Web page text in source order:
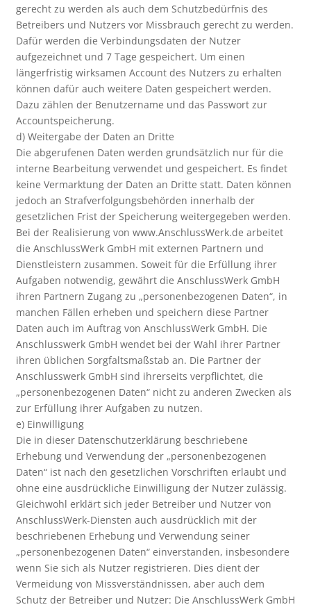
gerecht zu werden als auch dem Schutzbedürfnis des
Betreibers und Nutzers vor Missbrauch gerecht zu werden.
Dafür werden die Verbindungsdaten der Nutzer
aufgezeichnet und 7 Tage gespeichert. Um einen
längerfristig wirksamen Account des Nutzers zu erhalten
können dafür auch weitere Daten gespeichert werden.
Dazu zählen der Benutzername und das Passwort zur
Accountspeicherung.
d) Weitergabe der Daten an Dritte
Die abgerufenen Daten werden grundsätzlich nur für die
interne Bearbeitung verwendet und gespeichert. Es findet
keine Vermarktung der Daten an Dritte statt. Daten können
jedoch an Strafverfolgungsbehörden innerhalb der
gesetzlichen Frist der Speicherung weitergegeben werden.
Bei der Realisierung von www.AnschlussWerk.de arbeitet
die AnschlussWerk GmbH mit externen Partnern und
Dienstleistern zusammen. Soweit für die Erfüllung ihrer
Aufgaben notwendig, gewährt die AnschlussWerk GmbH
ihren Partnern Zugang zu „personenbezogenen Daten“, in
manchen Fällen erheben und speichern diese Partner
Daten auch im Auftrag von AnschlussWerk GmbH. Die
Anschlusswerk GmbH wendet bei der Wahl ihrer Partner
ihren üblichen Sorgfaltsmaßstab an. Die Partner der
Anschlusswerk GmbH sind ihrerseits verpflichtet, die
„personenbezogenen Daten“ nicht zu anderen Zwecken als
zur Erfüllung ihrer Aufgaben zu nutzen.
e) Einwilligung
Die in dieser Datenschutzerklärung beschriebene
Erhebung und Verwendung der „personenbezogenen
Daten“ ist nach den gesetzlichen Vorschriften erlaubt und
ohne eine ausdrückliche Einwilligung der Nutzer zulässig.
Gleichwohl erklärt sich jeder Betreiber und Nutzer von
AnschlussWerk-Diensten auch ausdrücklich mit der
beschriebenen Erhebung und Verwendung seiner
„personenbezogenen Daten“ einverstanden, insbesondere
wenn Sie sich als Nutzer registrieren. Dies dient der
Vermeidung von Missverständnissen, aber auch dem
Schutz der Betreiber und Nutzer: Die AnschlussWerk GmbH